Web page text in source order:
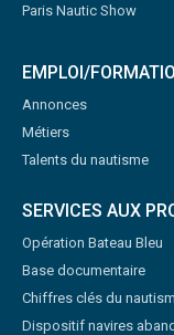
Paris Nautic Show
EMPLOI/
Annonces
Métiers
Talents du nautisme
SERVICES AUX
Opération Bateau Bleu
Base documentaire
Chiffres clés du
Dispositif navires